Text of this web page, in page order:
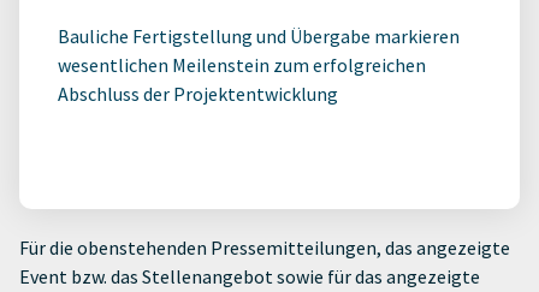
Bauliche Fertigstellung und Übergabe markieren
wesentlichen Meilenstein zum erfolgreichen
Abschluss der Projektentwicklung
Für die obenstehenden Pressemitteilungen, das angezeigte
Event bzw. das Stellenangebot sowie für das angezeigte